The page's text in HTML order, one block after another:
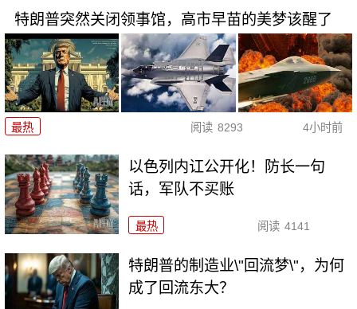
特朗普突然关闭领事馆，高市早苗的美梦该醒了
最热 阅读 8293 4小时前
以色列内讧公开化！防长一句
话，军队不买账
最热 阅读 4141
特朗普的制造业\"回流梦\"，为何
成了回流东大？